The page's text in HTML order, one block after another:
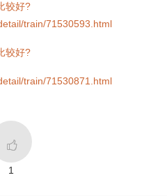
较好?
train/71530593.html
较好?
train/71530871.html

1